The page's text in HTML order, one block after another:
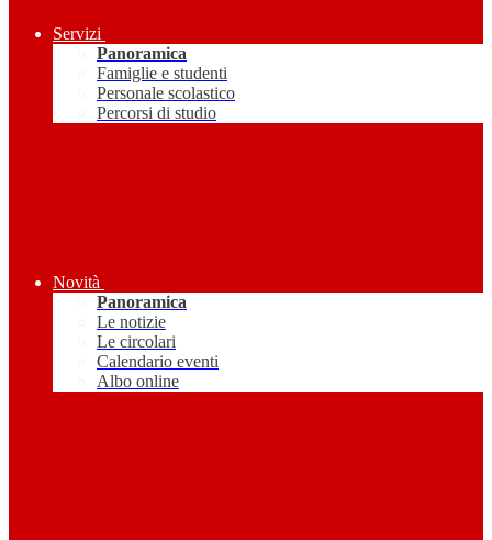
Servizi
Panoramica
Famiglie e studenti
Personale scolastico
Percorsi di studio
Novità
Panoramica
Le notizie
Le circolari
Calendario eventi
Albo online